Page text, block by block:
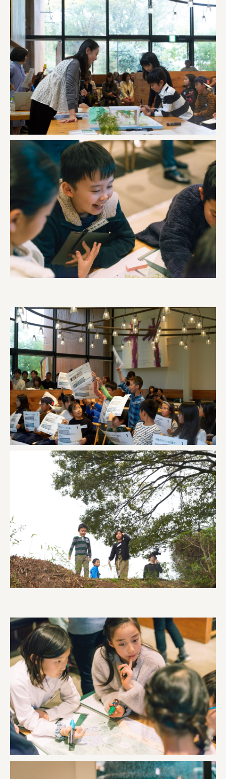
株式会社イソガイ
インターステラテクノロジズ株式会社
キッコーマン食品株式会社
住友化学株式会社
株式会社リビタ
宗教法人圓能寺立 若草幼稚園
株式会社 照沼
食処くさの根
株式会社クイーンピスタチオ
JR東日本クロスステーション
株式会社ハッチ
株式会社リブロプラス
福島県商工会連合会
京セラ株式会社
一般社団法人手紙寺
オーナークライアント 日南市／設計・施工 株式会社乃
株式会社美らイチゴ
amirisu株式会社
SPACE COTAN株式会社 / 大樹町役場企画商工課航空宇
クワトロ Quattro
株式会社オレンジページ​
フジ物産株式会社
ユウキ食品株式会社, 株式会社ビーツ
お茶と酒たすき
野村不動産ビルディング株式会社
大堀相馬焼陶吉郎窯
株式会社ゼロワンブースター
叶や豆冨 大椙食品
株式会社 京都産業振興センター
旭酒造株式会社
日本出版販売株式会社
一般社団法人日本家具産業振興会、メッセフランクフル
フードバレーとかち首都圏プロモーション実行委員会
株式会社 中華・高橋
株式会社ITC
オクズミ商事
学校法人加藤学園
横浜市